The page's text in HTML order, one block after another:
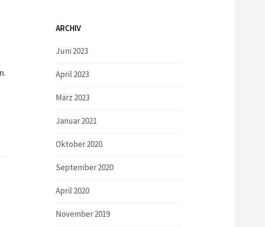
ARCHIV
Juni 2023
April 2023
März 2023
Januar 2021
Oktober 2020
September 2020
April 2020
November 2019